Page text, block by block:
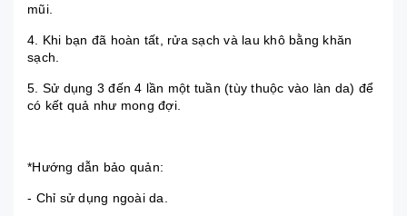
mũi.
4. Khi bạn đã hoàn tất, rửa sạch và lau khô bằng khăn
sạch.
5. Sử dụng 3 đến 4 lần một tuần (tùy thuộc vào làn da) để
có kết quả như mong đợi.
*Hướng dẫn bảo quản:
- Chỉ sử dụng ngoài da.